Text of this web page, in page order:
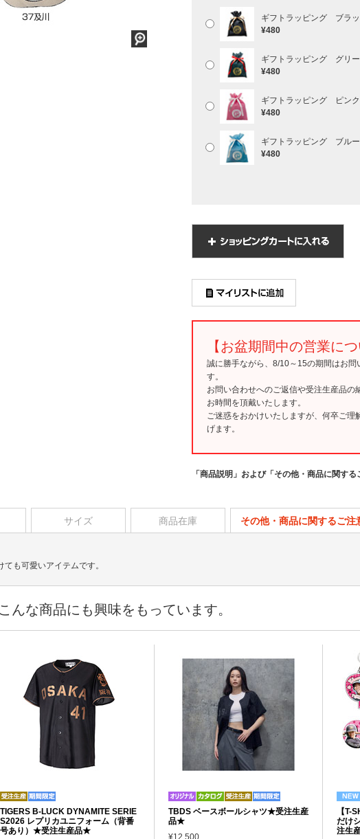
ギフトラッピング ブラッ
¥480
ギフトラッピング グリ
¥480
ギフトラッピング ピンク
¥480
ギフトラッピング ブルー
¥480
【お盆期間中の営業につ
誠に勝手ながら、8/10～15の期間はお問
す。
お問い合わせへのご返信や受注生産品の
お時間を頂戴いたします。
ご迷惑をおかけいたしますが、何卒ご理
げます。
「商品説明」および「その他・商品に関す
サイズ 商品在庫 その他・商品に関するご注
も可愛いアイテムです。
んな商品にも興味をもっています。
TIGERS B-LUCK DYNAMITE SERIE
S2026 レプリカユニフォーム（背番
号あり）★受注生産品★
TBDS ベースボールシャツ★受注生産
品★
¥12,500
【T-
だけ
注生